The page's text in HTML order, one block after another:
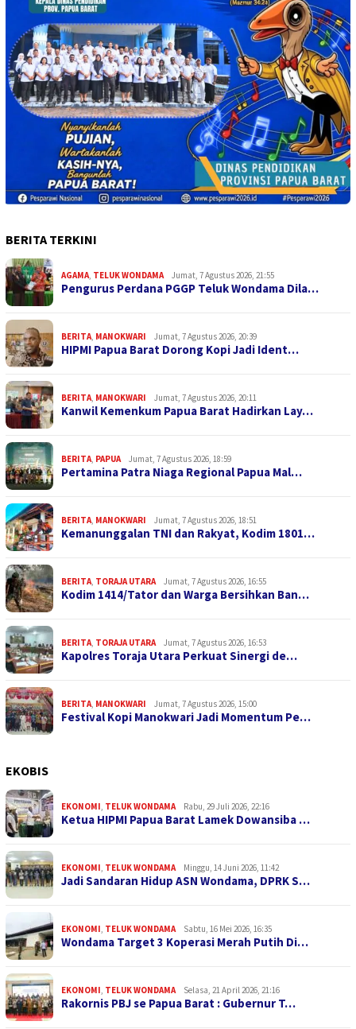
BERITA TERKINI
AGAMA, TELUK WONDAMA Jumat, 7 Agustus 2026, 21:55
Pengurus Perdana PGGP Teluk Wondama Dila…
BERITA, MANOKWARI Jumat, 7 Agustus 2026, 20:39
HIPMI Papua Barat Dorong Kopi Jadi Ident…
BERITA, MANOKWARI Jumat, 7 Agustus 2026, 20:11
Kanwil Kemenkum Papua Barat Hadirkan Lay…
BERITA, PAPUA Jumat, 7 Agustus 2026, 18:59
Pertamina Patra Niaga Regional Papua Mal…
BERITA, MANOKWARI Jumat, 7 Agustus 2026, 18:51
Kemanunggalan TNI dan Rakyat, Kodim 1801…
BERITA, TORAJA UTARA Jumat, 7 Agustus 2026, 16:55
Kodim 1414/Tator dan Warga Bersihkan Ban…
BERITA, TORAJA UTARA Jumat, 7 Agustus 2026, 16:53
Kapolres Toraja Utara Perkuat Sinergi de…
BERITA, MANOKWARI Jumat, 7 Agustus 2026, 15:00
Festival Kopi Manokwari Jadi Momentum Pe…
EKOBIS
EKONOMI, TELUK WONDAMA Rabu, 29 Juli 2026, 22:16
Ketua HIPMI Papua Barat Lamek Dowansiba …
EKONOMI, TELUK WONDAMA Minggu, 14 Juni 2026, 11:42
Jadi Sandaran Hidup ASN Wondama, DPRK S…
EKONOMI, TELUK WONDAMA Sabtu, 16 Mei 2026, 16:35
Wondama Target 3 Koperasi Merah Putih Di…
EKONOMI, TELUK WONDAMA Selasa, 21 April 2026, 21:16
Rakornis PBJ se Papua Barat : Gubernur T…